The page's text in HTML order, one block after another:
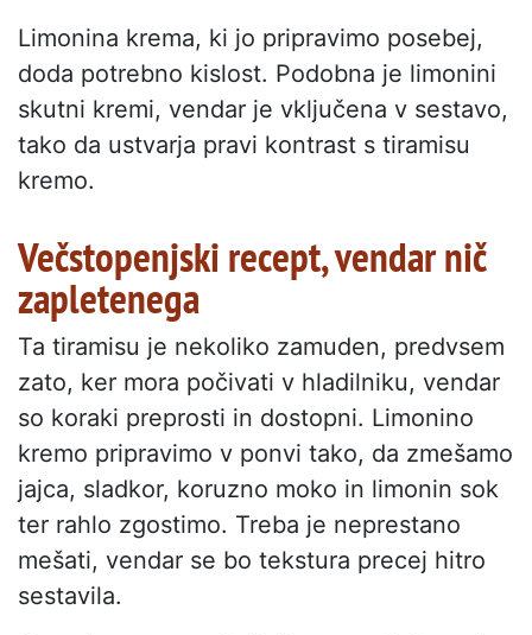
Limonina krema, ki jo pripravimo posebej,
doda potrebno kislost. Podobna je limonini
skutni kremi, vendar je vključena v sestavo,
tako da ustvarja pravi kontrast s tiramisu
kremo.
Večstopenjski recept, vendar nič
zapletenega
Ta tiramisu je nekoliko zamuden, predvsem
zato, ker mora počivati v hladilniku, vendar
so koraki preprosti in dostopni. Limonino
kremo pripravimo v ponvi tako, da zmešamo
jajca, sladkor, koruzno moko in limonin sok
ter rahlo zgostimo. Treba je neprestano
mešati, vendar se bo tekstura precej hitro
sestavila.